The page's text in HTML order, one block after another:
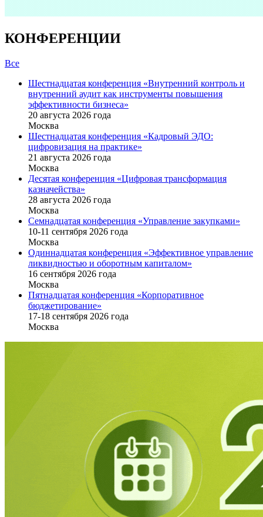
КОНФЕРЕНЦИИ
Все
Шестнадцатая конференция «Внутренний контроль и
внутренний аудит как инструменты повышения
эффективности бизнеса»
20 августа 2026 года
Москва
Шестнадцатая конференция «Кадровый ЭДО:
цифровизация на практике»
21 августа 2026 года
Москва
Десятая конференция «Цифровая трансформация
казначейства»
28 августа 2026 года
Москва
Семнадцатая конференция «Управление закупками»
10-11 сентября 2026 года
Москва
Одиннадцатая конференция «Эффективное управление
ликвидностью и оборотным капиталом»
16 cентября 2026 года
Москва
Пятнадцатая конференция «Корпоративное
бюджетирование»
17-18 сентября 2026 года
Москва